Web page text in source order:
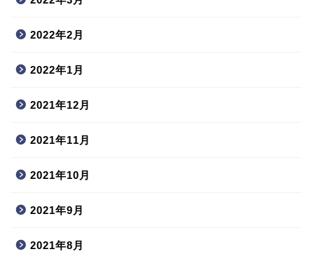
2022年2月
2022年1月
2021年12月
2021年11月
2021年10月
2021年9月
2021年8月